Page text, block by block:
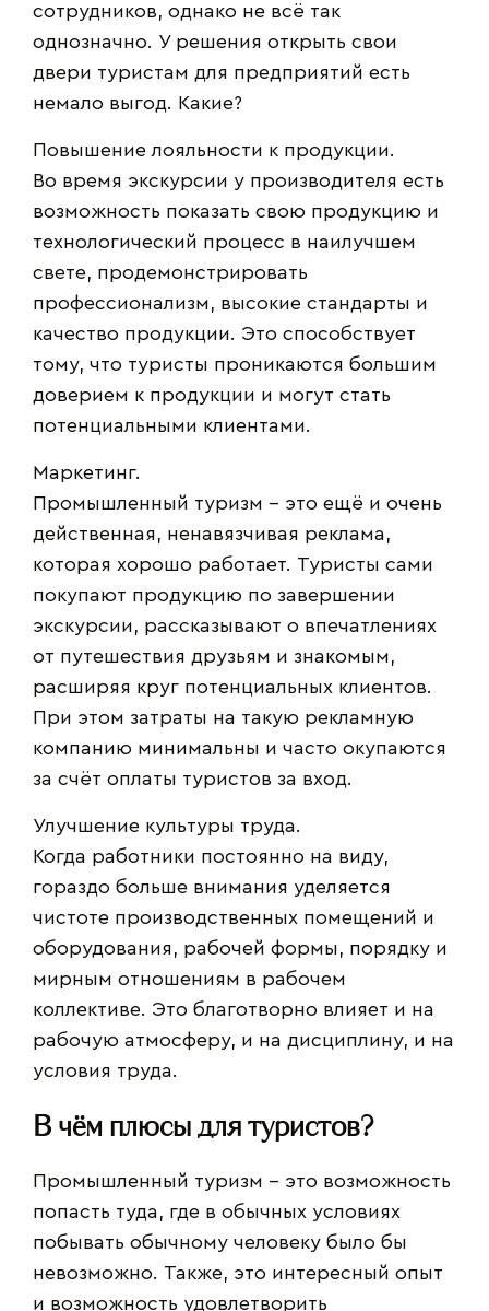
сотрудников, однако не всё так
однозначно. У решения открыть свои
двери туристам для предприятий есть
немало выгод. Какие?
Повышение лояльности к продукции.
Во время экскурсии у производителя есть
возможность показать свою продукцию и
технологический процесс в наилучшем
свете, продемонстрировать
профессионализм, высокие стандарты и
качество продукции. Это способствует
тому, что туристы проникаются большим
доверием к продукции и могут стать
потенциальными клиентами.
Маркетинг.
Промышленный туризм – это ещё и очень
действенная, ненавязчивая реклама,
которая хорошо работает. Туристы сами
покупают продукцию по завершении
экскурсии, рассказывают о впечатлениях
от путешествия друзьям и знакомым,
расширяя круг потенциальных клиентов.
При этом затраты на такую рекламную
компанию минимальны и часто окупаются
за счёт оплаты туристов за вход.
Улучшение культуры труда.
Когда работники постоянно на виду,
гораздо больше внимания уделяется
чистоте производственных помещений и
оборудования, рабочей формы, порядку и
мирным отношениям в рабочем
коллективе. Это благотворно влияет и на
рабочую атмосферу, и на дисциплину, и на
условия труда.
В чём плюсы для туристов?
Промышленный туризм – это возможность
попасть туда, где в обычных условиях
побывать обычному человеку было бы
невозможно. Также, это интересный опыт
и возможность удовлетворить